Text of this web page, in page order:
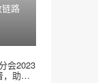
路
会2023
，助力